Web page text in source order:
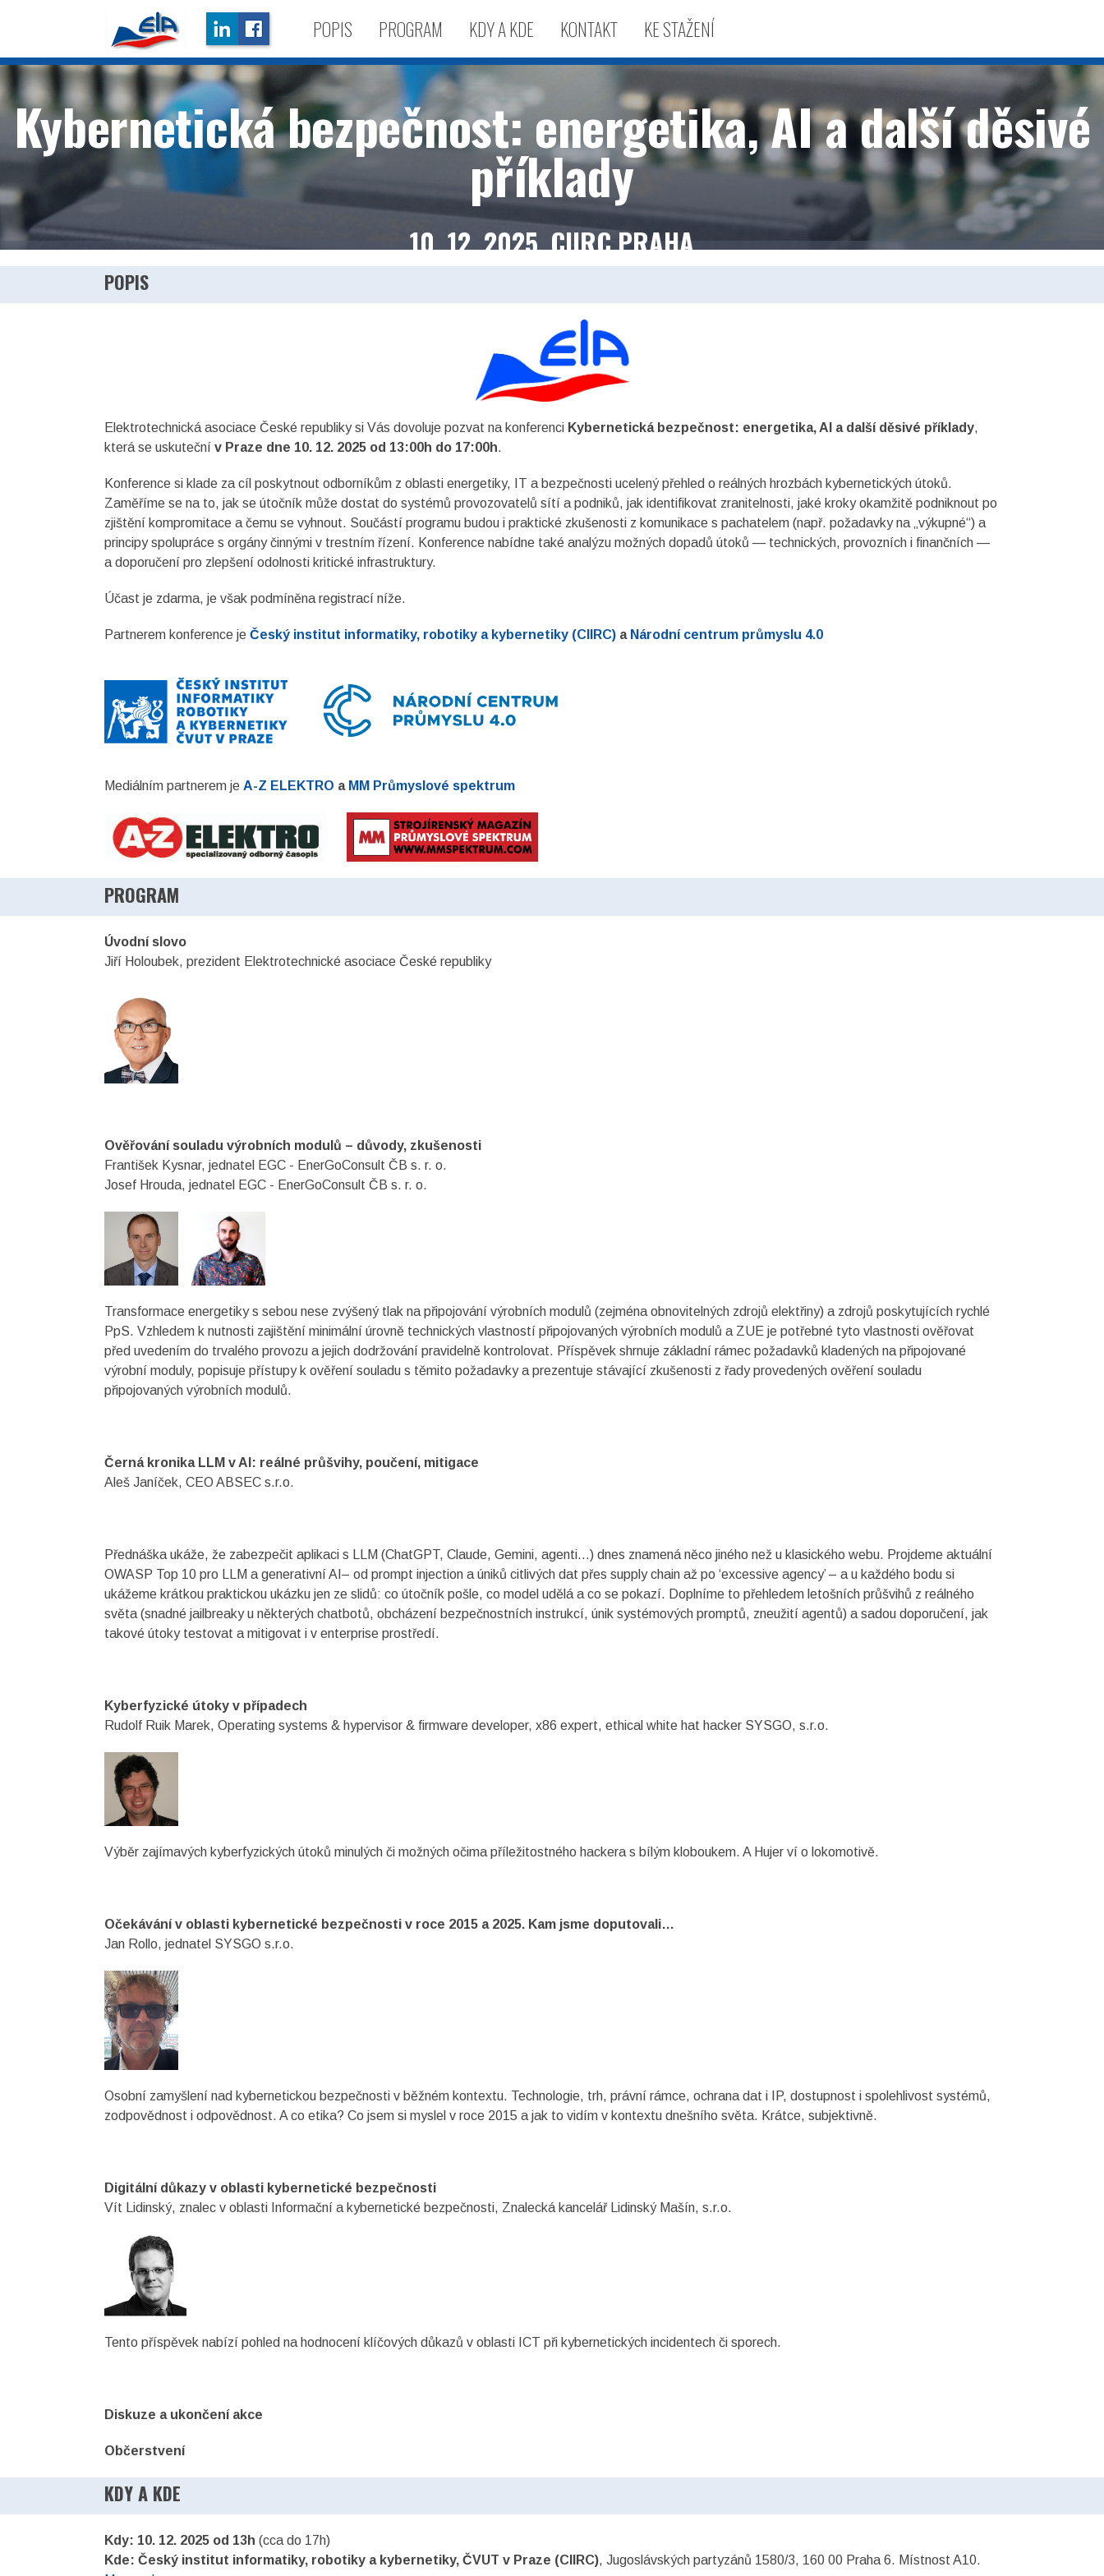
POPIS PROGRAM KDY A KDE KONTAKT KE STAŽENÍ
Kybernetická bezpečnost: energetika, AI a další děsivé
příklady
10. 12. 2025, CIIRC PRAHA
POPIS
Elektrotechnická asociace České republiky si Vás dovoluje pozvat na konferenci Kybernetická bezpečnost: energetika, AI a další děsivé příklady,
která se uskuteční v Praze dne 10. 12. 2025 od 13:00h do 17:00h.
Konference si klade za cíl poskytnout odborníkům z oblasti energetiky, IT a bezpečnosti ucelený přehled o reálných hrozbách kybernetických útoků.
Zaměříme se na to, jak se útočník může dostat do systémů provozovatelů sítí a podniků, jak identifikovat zranitelnosti, jaké kroky okamžitě podniknout po
zjištění kompromitace a čemu se vyhnout. Součástí programu budou i praktické zkušenosti z komunikace s pachatelem (např. požadavky na „výkupné“) a
principy spolupráce s orgány činnými v trestním řízení. Konference nabídne také analýzu možných dopadů útoků — technických, provozních i finančních —
a doporučení pro zlepšení odolnosti kritické infrastruktury.
Účast je zdarma, je však podmíněna registrací níže.
Partnerem konference je Český institut informatiky, robotiky a kybernetiky (CIIRC) a Národní centrum průmyslu 4.0
Mediálním partnerem je A-Z ELEKTRO a MM Průmyslové spektrum
PROGRAM
Úvodní slovo
Jiří Holoubek, prezident Elektrotechnické asociace České republiky
Ověřování souladu výrobních modulů – důvody, zkušenosti
František Kysnar, jednatel EGC - EnerGoConsult ČB s. r. o.
Josef Hrouda, jednatel EGC - EnerGoConsult ČB s. r. o.
Transformace energetiky s sebou nese zvýšený tlak na připojování výrobních modulů (zejména obnovitelných zdrojů elektřiny) a zdrojů poskytujících rychlé
PpS. Vzhledem k nutnosti zajištění minimální úrovně technických vlastností připojovaných výrobních modulů a ZUE je potřebné tyto vlastnosti ověřovat
před uvedením do trvalého provozu a jejich dodržování pravidelně kontrolovat. Příspěvek shrnuje základní rámec požadavků kladených na připojované
výrobní moduly, popisuje přístupy k ověření souladu s těmito požadavky a prezentuje stávající zkušenosti z řady provedených ověření souladu
připojovaných výrobních modulů.
Černá kronika LLM v AI: reálné průšvihy, poučení, mitigace
Aleš Janíček, CEO ABSEC s.r.o.
Přednáška ukáže, že zabezpečit aplikaci s LLM (ChatGPT, Claude, Gemini, agenti…) dnes znamená něco jiného než u klasického webu. Projdeme aktuální
OWASP Top 10 pro LLM a generativní AI– od prompt injection a úniků citlivých dat přes supply chain až po ‘excessive agency’ – a u každého bodu si
ukážeme krátkou praktickou ukázku jen ze slidů: co útočník pošle, co model udělá a co se pokazí. Doplníme to přehledem letošních průšvihů z reálného
světa (snadné jailbreaky u některých chatbotů, obcházení bezpečnostních instrukcí, únik systémových promptů, zneužití agentů) a sadou doporučení, jak
takové útoky testovat a mitigovat i v enterprise prostředí.
Kyberfyzické útoky v případech
Rudolf Ruik Marek, Operating systems & hypervisor & firmware developer, x86 expert, ethical white hat hacker SYSGO, s.r.o.
Výběr zajímavých kyberfyzických útoků minulých či možných očima příležitostného hackera s bílým kloboukem. A Hujer ví o lokomotivě.
Očekávání v oblasti kybernetické bezpečnosti v roce 2015 a 2025. Kam jsme doputovali…
Jan Rollo, jednatel SYSGO s.r.o.
Osobní zamyšlení nad kybernetickou bezpečnosti v běžném kontextu. Technologie, trh, právní rámce, ochrana dat i IP, dostupnost i spolehlivost systémů,
zodpovědnost i odpovědnost. A co etika? Co jsem si myslel v roce 2015 a jak to vidím v kontextu dnešního světa. Krátce, subjektivně.
Digitální důkazy v oblasti kybernetické bezpečnosti
Vít Lidinský, znalec v oblasti Informační a kybernetické bezpečnosti, Znalecká kancelář Lidinský Mašín, s.r.o.
Tento příspěvek nabízí pohled na hodnocení klíčových důkazů v oblasti ICT při kybernetických incidentech či sporech.
Diskuze a ukončení akce
Občerstvení
KDY A KDE
Kdy: 10. 12. 2025 od 13h (cca do 17h)
Kde: Český institut informatiky, robotiky a kybernetiky, ČVUT v Praze (CIIRC), Jugoslávských partyzánů 1580/3, 160 00 Praha 6. Místnost A10.